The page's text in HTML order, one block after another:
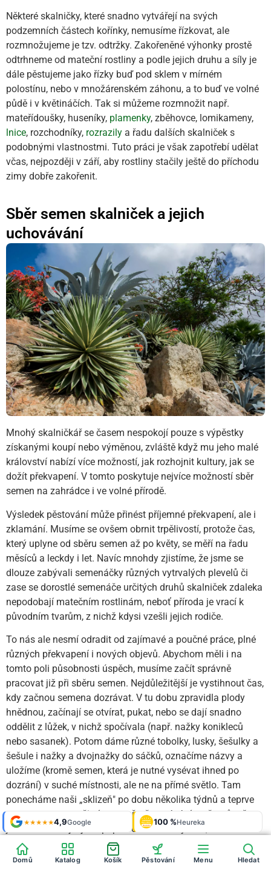
Některé skalničky, které snadno vytvářejí na svých
podzemních částech kořínky, nemusíme řízkovat, ale
rozmnožujeme je tzv. odtržky. Zakořeněné výhonky prostě
odtrhneme od mateční rostliny a podle jejich druhu a síly je
dále pěstujeme jako řízky buď pod sklem v mírném
polostínu, nebo v množárenském záhonu, a to buď ve volné
půdě i v květináčích. Tak si můžeme rozmnožit např.
mateřídoušky, huseníky, plamenky, zběhovce, lomikameny,
lnice, rozchodníky, rozrazily a řadu dalších skalniček s
podobnými vlastnostmi. Tuto práci je však zapotřebí udělat
včas, nejpozději v září, aby rostliny stačily ještě do příchodu
zimy dobře zakořenit.
Sběr semen skalniček a jejich
uchovávání
Mnohý skalničkář se časem nespokojí pouze s výpěstky
získanými koupí nebo výměnou, zvláště když mu jeho malé
království nabízí více možností, jak rozhojnit kultury, jak se
dožít překvapení. V tomto poskytuje nejvíce možností sběr
semen na zahrádce i ve volné přírodě.
Výsledek pěstování může přinést příjemné překvapení, ale i
zklamání. Musíme se ovšem obrnit trpělivostí, protože čas,
který uplyne od sběru semen až po květy, se měří na řadu
měsíců a leckdy i let. Navíc mnohdy zjistíme, že jsme se
dlouze zabývali semenáčky různých vytrvalých plevelů či
zase se dorostlé semenáče určitých druhů skalniček zdaleka
nepodobají matečním rostlinám, neboť příroda je vrací k
původním tvarům, z nichž kdysi vzešli jejich rodiče.
To nás ale nesmí odradit od zajímavé a poučné práce, plné
různých překvapení i nových objevů. Abychom měli i na
tomto poli působnosti úspěch, musíme začít správně
pracovat již při sběru semen. Nejdůležitější je vystihnout čas,
kdy začnou semena dozrávat. V tu dobu zpravidla plody
hnědnou, začínají se otvírat, pukat, nebo se dají snadno
oddělit z lůžek, v nichž spočívala (např. nažky konikleců
nebo sasanek). Potom dáme různé tobolky, lusky, šešulky a
šešule i nažky a dvojnažky do sáčků, označíme názvy a
uložíme (kromě semen, která je nutné vysévat ihned po
dozrání) v suché místnosti, ale ne na přímé světlo. Tam
ponecháme naši „sklizeň" po dobu několika týdnů a teprve
potom semena vyčistíme např. přesypáváním přes různě
jemná síta. To již jsou připravena buď k výsevu, nebo k
dalšímu uložení až do doby, kdy je budeme moci vysévat „na
sníh", aby náležitě přemrzla. Pak již nezbývá než čekat,
★★★★★4,9Google OVĚŘENO
ZÁKAZNÍKY
Heureka 100 %Heureka
Shop roku'24 + '25 Galerie925 fotek
Domů Katalog Košík Pěstování Menu Hledat